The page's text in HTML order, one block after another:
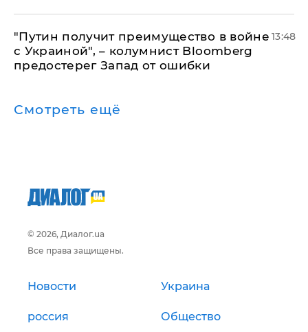
"Путин получит преимущество в войне
с Украиной", – колумнист Bloomberg
предостерег Запад от ошибки
13:48
Смотреть ещё
© 2026, Диалог.ua
Все права защищены.
Новости Украина
россия Общество